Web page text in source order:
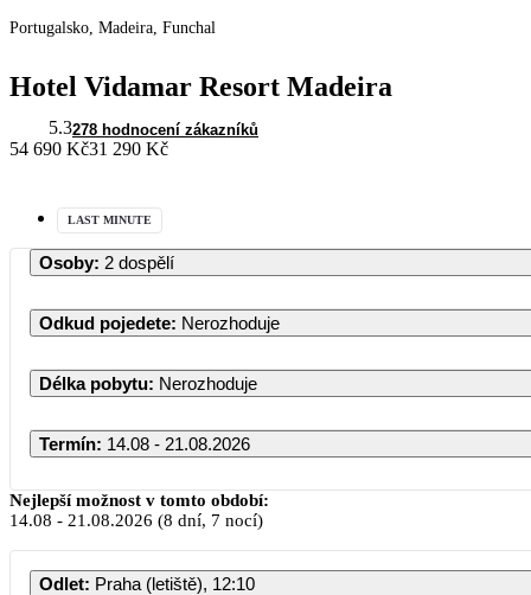
Portugalsko, Madeira, Funchal
Hotel Vidamar Resort Madeira
5.3278 hodnocení zákazníků
54 690 Kč31 290 Kč
LAST MINUTE
Osoby: 2 dospělí
Odkud pojedete: Nerozhoduje
Délka pobytu: Nerozhoduje
Termín: 14.08 - 21.08.2026
Nejlepší možnost v tomto období:
14.08 - 21.08.2026 (8 dní, 7 nocí)
Odlet: Praha (letiště), 12:10